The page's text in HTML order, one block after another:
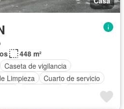
448 m²
Caseta de vigilancia
Limpieza
Cuarto de servicio